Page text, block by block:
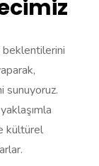
beklentilerini
sunuyoruz.
kültürel